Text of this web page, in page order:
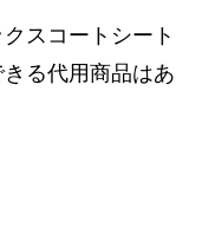
スコートシート
る代用商品はあ